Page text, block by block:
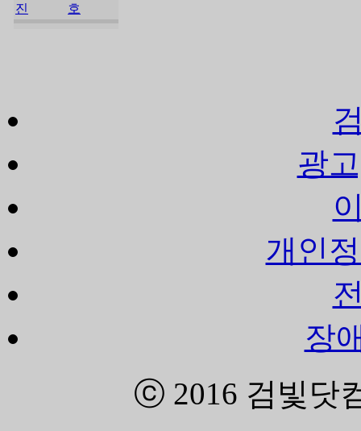
진
호
광
개인
장
ⓒ 2016 검빛닷